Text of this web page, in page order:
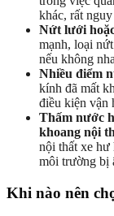
khác, rất
Nứt lưới
mạnh, loại
nếu không
Nhiều điểm
kính đã mất
điều kiện vận
Thấm nước
khoang nội
nội thất xe hư
môi trường bị
Khi nào nên